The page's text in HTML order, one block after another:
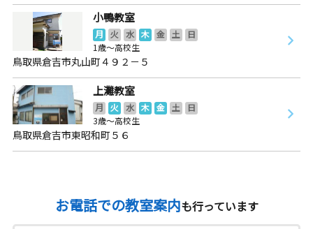
小鴨教室
月 火 水 木 金 土
日
1歳～高校生
鳥取県倉吉市丸山町４９２－５
上灘教室
月 火 水 木 金 土
日
3歳～高校生
鳥取県倉吉市東昭和町５６
お電話での教室案内も行っています